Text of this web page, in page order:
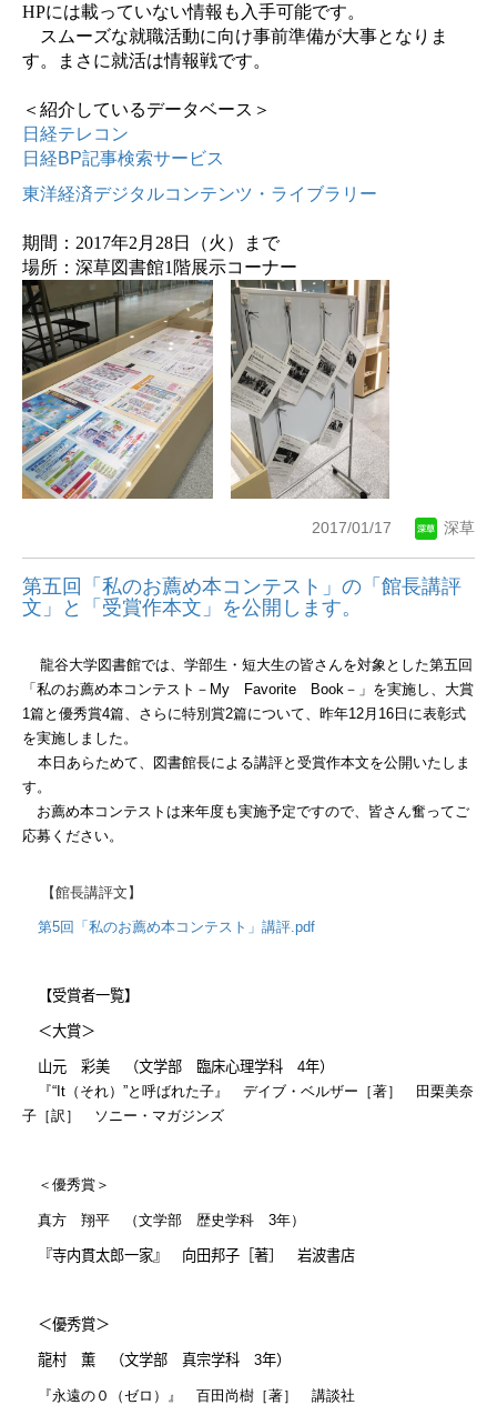
HPには載っていない情報も入手可能です。
スムーズな就職活動に向け事前準備が大事となりま
す。まさに就活は情報戦です。
＜紹介しているデータベース＞
日経テレコン
日経BP記事検索サービス
東洋経済デジタルコンテンツ・ライブラリー
期間： 2017年2 月 28日（火）まで
場所：深草図書館1 階展示コーナー
2017/01/17 深草
第五回「私のお薦め本コンテスト」の「館長講評
文」と「受賞作本文」を公開します。
龍谷大学図書館では、学部生・短大生の皆さんを対象とした第五回
「私のお薦め本コンテスト－ My Favorite Book －」を実施し、大賞
1 篇と優秀賞4篇、さらに特別賞2篇について、昨年12 月 16 日に表彰式
を実施しました。
本日あらためて、図書館長による講評と受賞作本文を公開いたしま
す。
お薦め本コンテストは来年度も実施予定ですので、皆さん奮ってご
応募ください。
【館長講評文】
第5回「私のお薦め本コンテスト」講評.pdf
【受賞者一覧】
＜大賞＞
山元 彩美 （文学部 臨床心理学科 4年）
『“ It （それ）”と呼ばれた子』 デイブ・ベルザー［著］ 田栗美奈
子［訳］ ソニー・マガジンズ
＜優秀賞＞
真方 翔平 （文学部 歴史学科 3年）
『寺内貫太郎一家』 向田邦子［著］ 岩波書店
＜優秀賞＞
龍村 薫 （文学部 真宗学科 3年）
『永遠の０（ゼロ）』 百田尚樹［著］ 講談社